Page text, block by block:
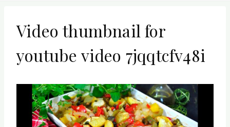
Video thumbnail for
youtube video 7jqqtcfv48i